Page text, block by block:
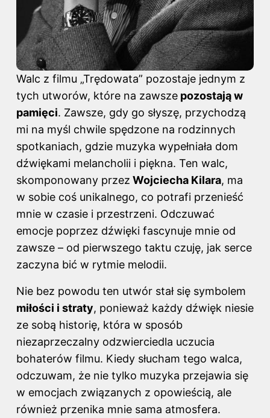
Walc z filmu „Trędowata” pozostaje jednym z
tych utworów, które na zawsze pozostają w
pamięci. Zawsze, gdy go słyszę, przychodzą
mi na myśl chwile spędzone na rodzinnych
spotkaniach, gdzie muzyka wypełniała dom
dźwiękami melancholii i piękna. Ten walc,
skomponowany przez Wojciecha Kilara, ma
w sobie coś unikalnego, co potrafi przenieść
mnie w czasie i przestrzeni. Odczuwać
emocje poprzez dźwięki fascynuje mnie od
zawsze – od pierwszego taktu czuję, jak serce
zaczyna bić w rytmie melodii.
Nie bez powodu ten utwór stał się symbolem
miłości i straty, ponieważ każdy dźwięk niesie
ze sobą historię, która w sposób
niezaprzeczalny odzwierciedla uczucia
bohaterów filmu. Kiedy słucham tego walca,
odczuwam, że nie tylko muzyka przejawia się
w emocjach związanych z opowieścią, ale
również przenika mnie sama atmosfera.